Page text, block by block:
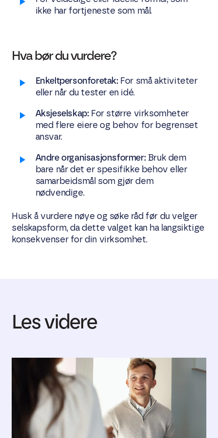
ikke har fortjeneste som mål.
Hva bør du vurdere?
Enkeltpersonforetak:For små aktiviteter
eller når du tester en idé.
Aksjeselskap:For større virksomheter
med flere eiere og behov for begrenset
ansvar.
Andre organisasjonsformer:Bruk dem
bare når det er spesifikke behov eller
samarbeidsmål som gjør dem
nødvendige.
Husk å vurdere nøye og søke råd før du velger
selskapsform, da dette valget kan ha langsiktige
konsekvenser for din virksomhet.
Les videre